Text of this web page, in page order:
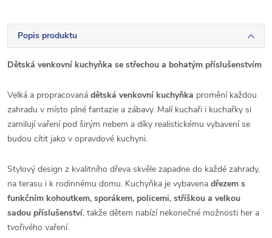
Popis produktu
Dětská venkovní kuchyňka se střechou a bohatým příslušenstvím
Velká a propracovaná dětská venkovní kuchyňka promění každou
zahradu v místo plné fantazie a zábavy. Malí kuchaři i kuchařky si
zamilují vaření pod širým nebem a díky realistickému vybavení se
budou cítit jako v opravdové kuchyni.
Stylový design z kvalitního dřeva skvěle zapadne do každé zahrady,
na terasu i k rodinnému domu. Kuchyňka je vybavena dřezem s
funkčním kohoutkem, sporákem, policemi, stříškou a velkou
sadou příslušenství, takže dětem nabízí nekonečné možnosti her a
tvořivého vaření.